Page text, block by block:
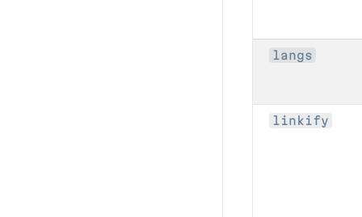
langs
linkify